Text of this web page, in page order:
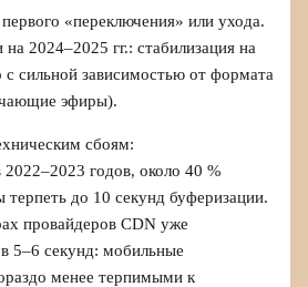
«переключения» или ухода.
2024–2025 гг.: стабилизация на
сильной зависимостью от формата
эфиры).
сбоям:
годов, около 40 %
терпеть до 10 секунд буферизации.
провайдеров CDN уже
5–6 секунд: мобильные
менее терпимыми к